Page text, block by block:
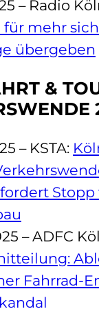
– Radio
mehr
übergeben
&
– KSTA:
Stopp
– ADFC
Fahrrad-